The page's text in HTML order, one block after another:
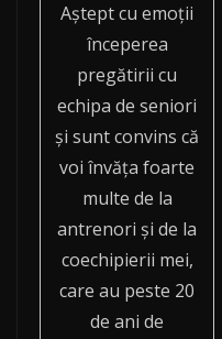
Aştept cu emoţii
începerea
pregătirii cu
echipa de seniori
şi sunt convins că
voi învăţa foarte
multe de la
antrenori şi de la
coechipierii mei,
care au peste 20
de ani de